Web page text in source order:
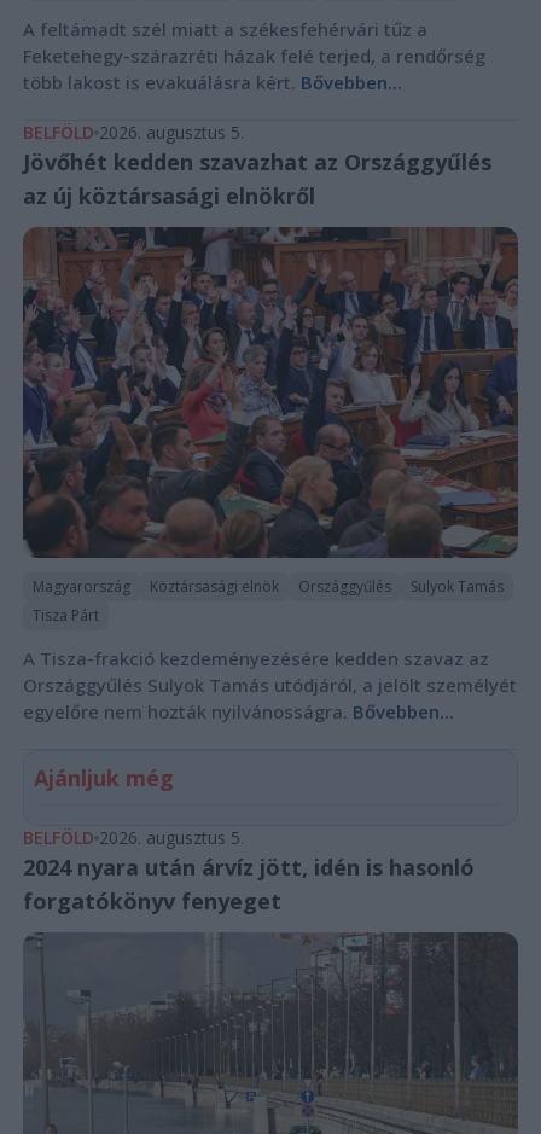
A feltámadt szél miatt a székesfehérvári tűz a
Feketehegy-szárazréti házak felé terjed, a rendőrség
több lakost is evakuálásra kért. Bővebben...
BELFÖLD 2026. augusztus 5.
Jövőhét kedden szavazhat az Országgyűlés
az új köztársasági elnökről
Magyarország Köztársasági elnök Országgyűlés
Sulyok Tamás
Tisza Párt
A Tisza-frakció kezdeményezésére kedden szavaz az
Országgyűlés Sulyok Tamás utódjáról, a jelölt személyét
egyelőre nem hozták nyilvánosságra. Bővebben...
Ajánljuk még
BELFÖLD 2026. augusztus 5.
2024 nyara után árvíz jött, idén is hasonló
forgatókönyv fenyeget